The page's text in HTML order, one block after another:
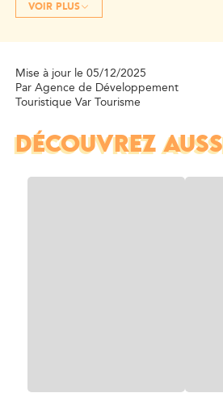
VOIR PLUS
Mise à jour le 05/12/2025
Par Agence de Développement
Touristique Var Tourisme
DÉCOUVREZ AUSSI